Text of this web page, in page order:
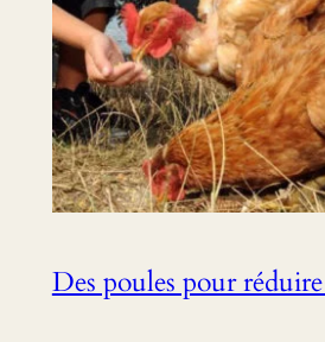
Des poules pour réduire